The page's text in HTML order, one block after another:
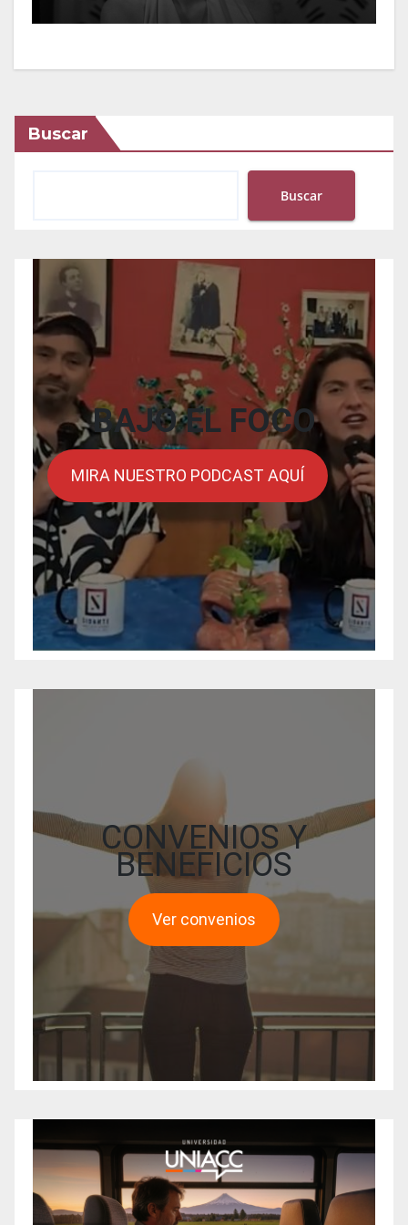
Buscar
Buscar
BAJO EL FOCO
MIRA NUESTRO PODCAST AQUÍ
CONVENIOS Y
BENEFICIOS
Ver convenios